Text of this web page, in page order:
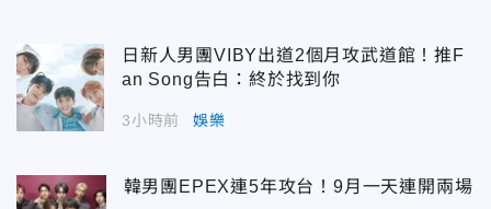
日新人男團VIBY出道2個月攻武道館！推F
an Song告白：終於找到你
3小時前 娛樂
韓男團EPEX連5年攻台！9月一天連開兩場